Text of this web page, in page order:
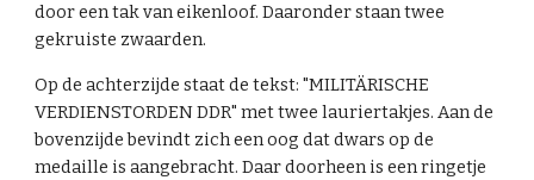
door een tak van eikenloof. Daaronder staan twee
gekruiste zwaarden.
Op de achterzijde staat de tekst: "MILITÄRISCHE
VERDIENSTORDEN DDR" met twee lauriertakjes. Aan de
bovenzijde bevindt zich een oog dat dwars op de
medaille is aangebracht. Daar doorheen is een ringetje